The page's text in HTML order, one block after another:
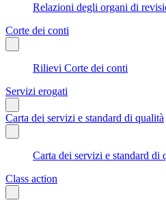
Relazioni degli organi di
Corte dei conti
Rilievi Corte dei conti
Servizi erogati
Carta dei servizi e standard di qualità
Carta dei servizi e standard di
Class action